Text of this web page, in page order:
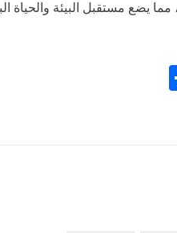
يضع مستقبل البيئة والحياة